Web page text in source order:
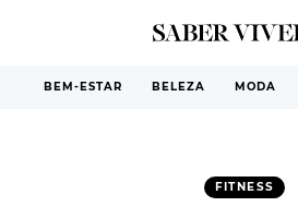
BEM-ESTAR BELEZA MODA
FITNESS